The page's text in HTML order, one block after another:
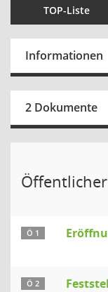
TOP-Liste
Informationen
2 Dokumente
Ö 1
Ö 2